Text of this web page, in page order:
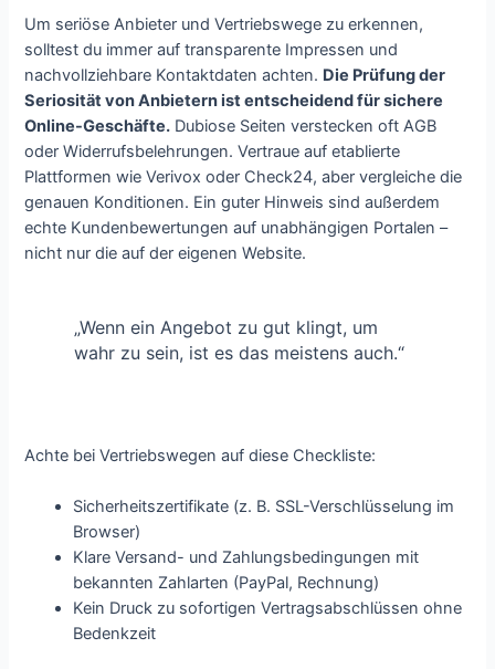
Um seriöse Anbieter und Vertriebswege zu erkennen,
solltest du immer auf transparente Impressen und
nachvollziehbare Kontaktdaten achten. Die Prüfung der
Seriosität von Anbietern ist entscheidend für sichere
Online-Geschäfte. Dubiose Seiten verstecken oft AGB
oder Widerrufsbelehrungen. Vertraue auf etablierte
Plattformen wie Verivox oder Check24, aber vergleiche die
genauen Konditionen. Ein guter Hinweis sind außerdem
echte Kundenbewertungen auf unabhängigen Portalen –
nicht nur die auf der eigenen Website.
„Wenn ein Angebot zu gut klingt, um
wahr zu sein, ist es das meistens auch.“
Achte bei Vertriebswegen auf diese Checkliste:
Sicherheitszertifikate (z. B. SSL-Verschlüsselung im
Browser)
Klare Versand- und Zahlungsbedingungen mit
bekannten Zahlarten (PayPal, Rechnung)
Kein Druck zu sofortigen Vertragsabschlüssen ohne
Bedenkzeit